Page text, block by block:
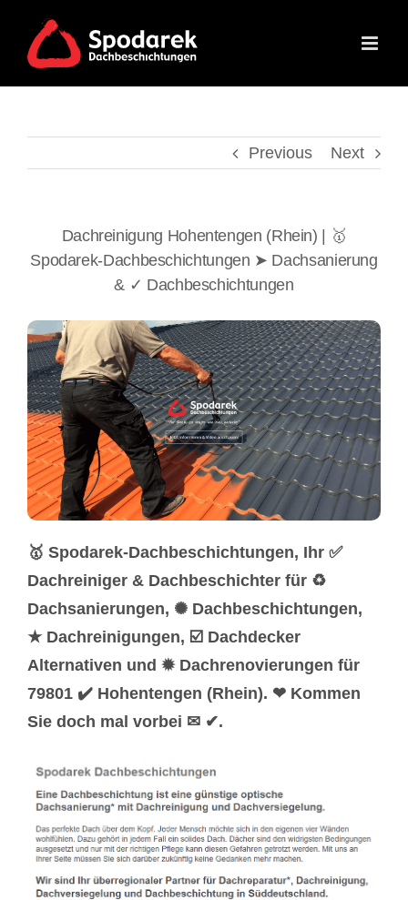
content
Previous Next
Dachreinigung Hohentengen (Rhein) | 🥇
Spodarek-Dachbeschichtungen ➤ Dachsanierung
& ✓ Dachbeschichtungen
🥇 Spodarek-Dachbeschichtungen, Ihr ✅
Dachreiniger & Dachbeschichter für ♻
Dachsanierungen, ✺ Dachbeschichtungen,
★ Dachreinigungen, ☑️ Dachdecker
Alternativen und ✹ Dachrenovierungen für
79801 ✔️ Hohentengen (Rhein). ❤ Kommen
Sie doch mal vorbei ✉ ✔.